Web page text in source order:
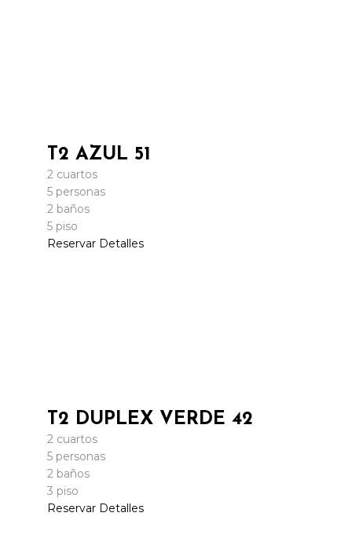
T2 AZUL 51
2 cuartos
5 personas
2 baños
5 piso
Reservar Detalles
T2 DUPLEX VERDE 42
2 cuartos
5 personas
2 baños
3 piso
Reservar Detalles